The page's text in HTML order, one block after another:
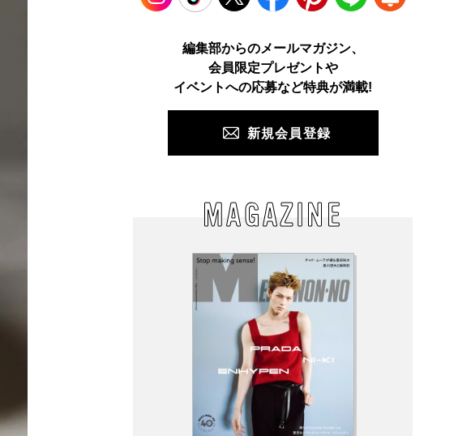
TikTok Facebook Pinterest LINE
編集部からのメールマガジン、
会員限定プレゼントや
イベントへの応募など特典が満載!
新規会員登録
MAGAZINE